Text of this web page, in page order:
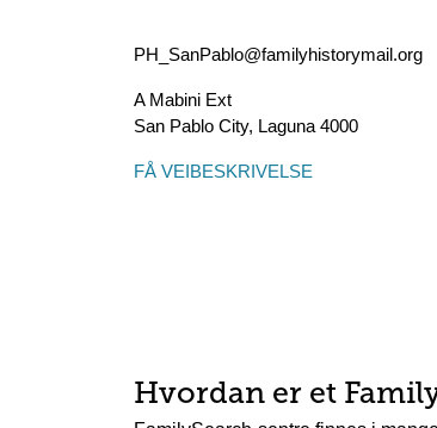
PH_SanPablo@familyhistorymail.org
A Mabini Ext
San Pablo City, Laguna 4000
FÅ VEIBESKRIVELSE
Hvordan er et